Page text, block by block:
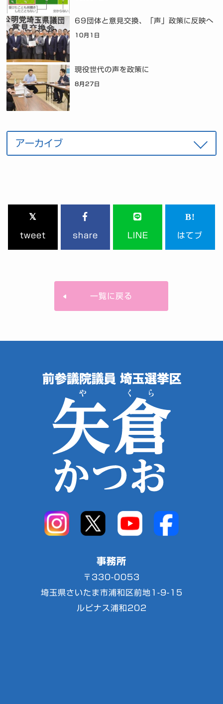
69団体と意見交換、「声」政策に反映へ
10月1日
現役世代の声を政策に
8月27日
tweet share LINE はてブ
一覧に戻る
事務所
〒330-0053
埼玉県さいたま市浦和区前地1-9-15
ルピナス浦和202